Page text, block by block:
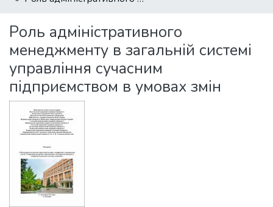
Statistics
Роль адміністративного
менеджменту в загальній системі
управління сучасним
підприємством в умовах змін